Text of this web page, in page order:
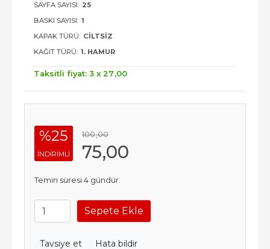
SAYFA SAYISI: 25
BASKI SAYISI: 1
KAPAK TÜRÜ: CILTSIZ
KAĞIT TÜRÜ: 1. HAMUR
Taksitli fiyat: 3 x 27 ,00
%25
INDIRIMLI
100,00
75,00
Temin süresi 4 gündür.
Sepete Ekle
Tavsiye et Hata bildir